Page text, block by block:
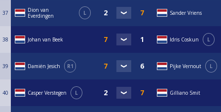
37
Dion van
Everdingen
L Sander Vriens
38 Johan van Beek Idris Coskun L
39 Damiën Jesich R1 Pijke Vernout L
40 Casper Verstegen L Gilliano Smit